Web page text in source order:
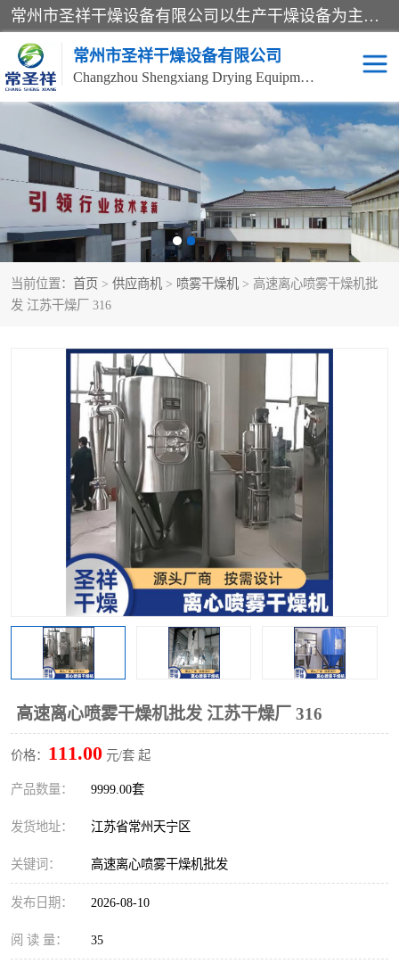
常州市圣祥干燥设备有限公司以生产干燥设备为主导产品，提供：干燥设备、干燥机、混合机、气流干燥机、烘箱、热风循环烘箱、沸腾干燥机、烘干机、喷雾干燥机等产品的生产、制造与销售服务。
常州市圣祥干燥设备有限公司
Changzhou Shengxiang Drying Equipment Co. , Ltd.
当前位置： 首页 > 供应商机 > 喷雾干燥机 > 高速离心喷雾干燥机批
发 江苏干燥厂 316
高速离心喷雾干燥机批发 江苏干燥厂 316
价格： 111.00 元/套 起
产品数量： 9999.00套
发货地址： 江苏省常州天宁区
关键词： 高速离心喷雾干燥机批发
发布日期： 2026-08-10
阅 读 量： 35
单锥真空干燥机 双锥真空干燥机
气流干燥机 滚筒刮板干燥机
干燥机 闪蒸干燥机
桨叶干燥机 高速混合机
粗粉碎机 带式干燥机
单锥螺带真空干燥机 沸腾干燥机
方形圆形真空干燥机 真空耙式干燥机
热风循环烘箱 喷雾干燥机
振动流化床干燥机 盘式干燥机